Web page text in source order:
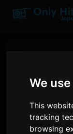
We
This
tracking
browsing